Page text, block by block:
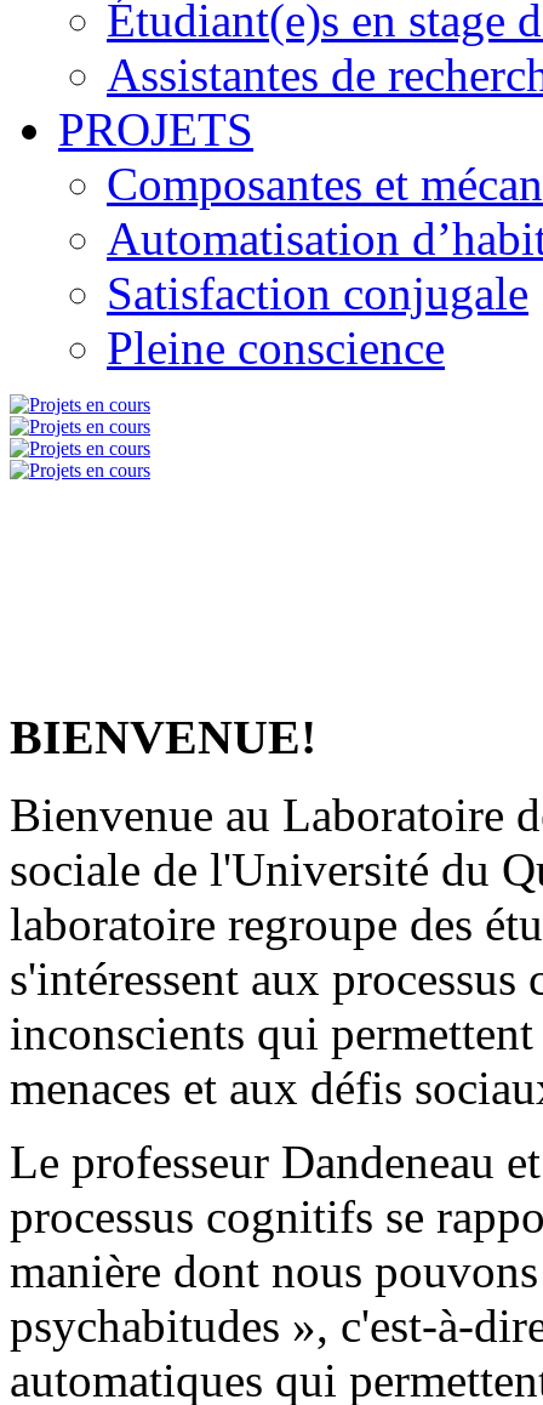
Étudiant(e)s en stage
Assistantes de
PROJETS
Composantes et
Automatisation
Satisfaction conjugale
Pleine conscience
BIENVENUE!
Bienvenue au Laboratoire
sociale de l'Université du
laboratoire regroupe des
s'intéressent aux
inconscients qui
menaces et aux défis
Le professeur Dandeneau
processus cognitifs se
manière dont nous
psychabitudes », c'est-à-
automatiques qui